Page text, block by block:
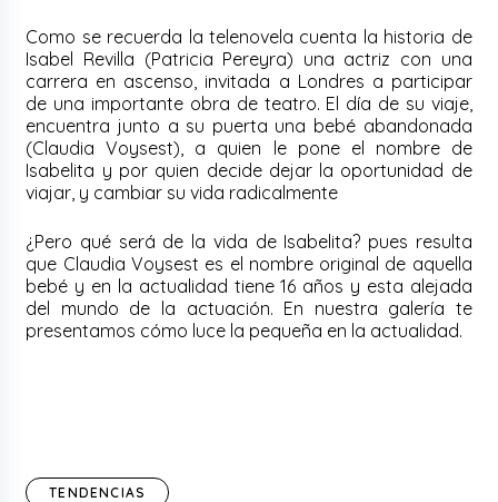
Como se recuerda la telenovela cuenta la historia de
Isabel Revilla (Patricia Pereyra) una actriz con una
carrera en ascenso, invitada a Londres a participar
de una importante obra de teatro. El día de su viaje,
encuentra junto a su puerta una bebé abandonada
(Claudia Voysest), a quien le pone el nombre de
Isabelita y por quien decide dejar la oportunidad de
viajar, y cambiar su vida radicalmente
¿Pero qué será de la vida de Isabelita? pues resulta
que Claudia Voysest es el nombre original de aquella
bebé y en la actualidad tiene 16 años y esta alejada
del mundo de la actuación. En nuestra galería te
presentamos cómo luce la pequeña en la actualidad.
TENDENCIAS